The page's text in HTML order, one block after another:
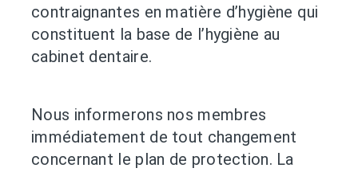
contraignantes en matière d’hygiène qui
constituent la base de l’hygiène au
cabinet dentaire.
Nous informerons nos membres
immédiatement de tout changement
concernant le plan de protection. La